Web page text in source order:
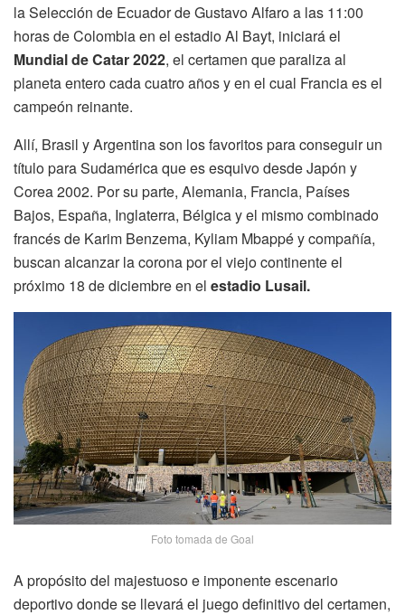
la Selección de Ecuador de Gustavo Alfaro a las 11:00
horas de Colombia en el estadio Al Bayt, iniciará el
Mundial de Catar 2022, el certamen que paraliza al
planeta entero cada cuatro años y en el cual Francia es el
campeón reinante.
Allí, Brasil y Argentina son los favoritos para conseguir un
título para Sudamérica que es esquivo desde Japón y
Corea 2002. Por su parte, Alemania, Francia, Países
Bajos, España, Inglaterra, Bélgica y el mismo combinado
francés de Karim Benzema, Kyliam Mbappé y compañía,
buscan alcanzar la corona por el viejo continente el
próximo 18 de diciembre en el estadio Lusail.
Foto tomada de Goal
A propósito del majestuoso e imponente escenario
deportivo donde se llevará el juego definitivo del certamen,